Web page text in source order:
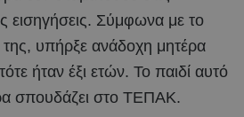
εισηγήσεις. Σύμφωνα με το
της, υπήρξε ανάδοχη μητέρα
ήταν έξι ετών. Το παιδί αυτό
σπουδάζει στο ΤΕΠΑΚ.